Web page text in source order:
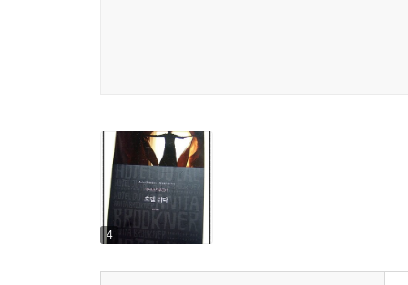
해외 서평
진정한 고전, 지금부터 백 년 동안 모든 사람들이
브루크너는 영문학에서 가장 독보적인 자리에 위
브루크너의 작품 중 가장 매혹적인 소설로, 풍자
더할 나위 없이 완벽한 구성에 만족스러운 위트가
4